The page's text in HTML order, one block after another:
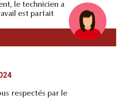
le technicien a
est parfait
respectés par le